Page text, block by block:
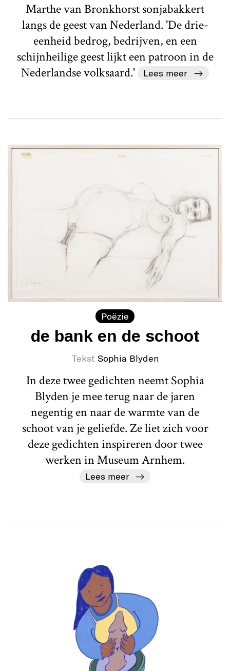
Marthe van Bronkhorst sonjabakkert
langs de geest van Nederland. 'De drie-
eenheid bedrog, bedrijven, en een
schijnheilige geest lijkt een patroon in de
Nederlandse volksaard.'
Lees meer
Poëzie
de bank en de schoot
Tekst Sophia Blyden
In deze twee gedichten neemt Sophia
Blyden je mee terug naar de jaren
negentig en naar de warmte van de
schoot van je geliefde. Ze liet zich voor
deze gedichten inspireren door twee
werken in Museum Arnhem.
Lees meer